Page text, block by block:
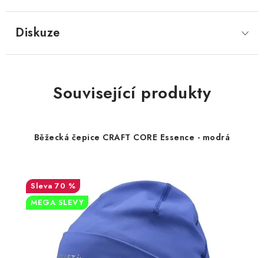
Diskuze
Související produkty
Běžecká čepice CRAFT CORE Essence - modrá
70 %
MEGA SLEVY